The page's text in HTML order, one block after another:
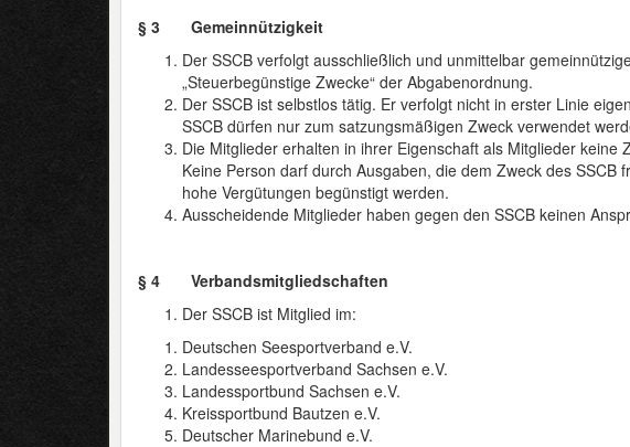
§ 3 Gemeinnützigkeit
Der SSCB verfolgt ausschließlich und unmittelbar
„Steuerbegünstige Zwecke“ der Abgabenordnung.
Der SSCB ist selbstlos tätig. Er verfolgt nicht in erster Linie
SSCB dürfen nur zum satzungsmäßigen Zweck verwendet
Die Mitglieder erhalten in ihrer Eigenschaft als Mitglieder keine
Keine Person darf durch Ausgaben, die dem Zweck des SSCB
hohe Vergütungen begünstigt werden.
Ausscheidende Mitglieder haben gegen den SSCB keinen
§ 4 Verbandsmitgliedschaften
Der SSCB ist Mitglied im:
Deutschen Seesportverband e.V.
Landesseesportverband Sachsen e.V.
Landessportbund Sachsen e.V.
Kreissportbund Bautzen e.V.
Deutscher Marinebund e.V.